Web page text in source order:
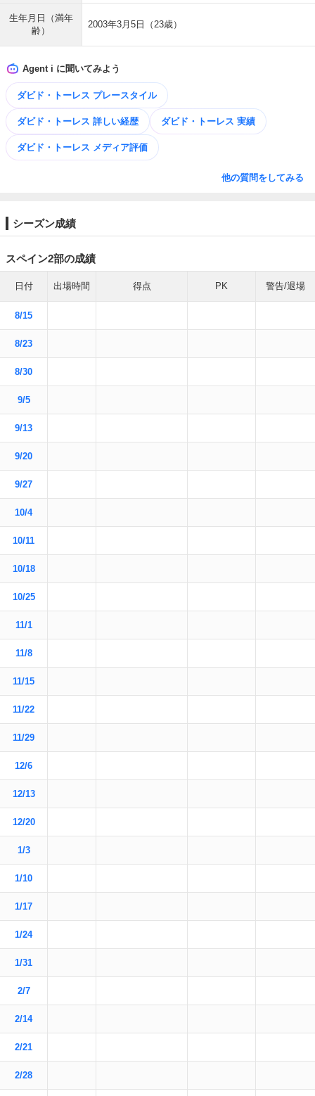
生年月日（満年
齢）
2003年3月5日（23歳）
Agent i に聞いてみよう
ダビド・トーレス プレースタイル
ダビド・トーレス 詳しい経歴 ダビド・トーレス 実績
ダビド・トーレス メディア評価
他の質問をしてみる
シーズン成績
スペイン2部の成績
日付 出場時間 得点 PK 警告/退場
8/15
8/23
8/30
9/5
9/13
9/20
9/27
10/4
10/11
10/18
10/25
11/1
11/8
11/15
11/22
11/29
12/6
12/13
12/20
1/3
1/10
1/17
1/24
1/31
2/7
2/14
2/21
2/28